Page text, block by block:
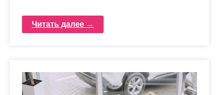
Читать далее →